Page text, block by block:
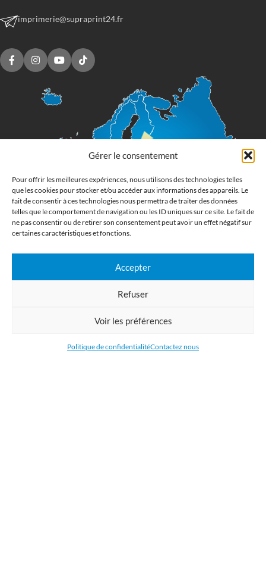
Gérer le consentement
Pour offrir les meilleures expériences, nous utilisons des technologies telles
que les cookies pour stocker et/ou accéder aux informations des appareils. Le
fait de consentir à ces technologies nous permettra de traiter des données
telles que le comportement de navigation ou les ID uniques sur ce site. Le fait de
ne pas consentir ou de retirer son consentement peut avoir un effet négatif sur
certaines caractéristiques et fonctions.
Accepter
Refuser
Voir les préférences
Politique de confidentialitéContactez nous
imprimerie@supraprint24.fr
Imprimerie numérique grand format
entreprise. Nous imprimons : bâche, tissu, film adhésive, drapeau,
Belgique, aux Pays-Bas et au Luxembourg et dans la plupart des pays de